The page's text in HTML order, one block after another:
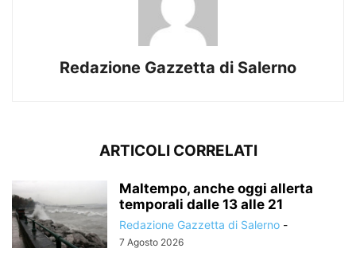
Redazione Gazzetta di Salerno
ARTICOLI CORRELATI
Maltempo, anche oggi allerta
temporali dalle 13 alle 21
Redazione Gazzetta di Salerno -
7 Agosto 2026